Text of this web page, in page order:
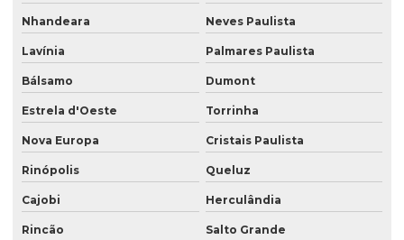
Nhandeara Neves Paulista
Lavínia Palmares Paulista
Bálsamo Dumont
Estrela d'Oeste Torrinha
Nova Europa Cristais Paulista
Rinópolis Queluz
Cajobi Herculândia
Rincão Salto Grande